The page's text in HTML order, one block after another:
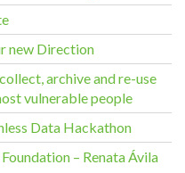
new Direction
archive and re-use
vulnerable people
Data Hackathon
– Renata Ávila